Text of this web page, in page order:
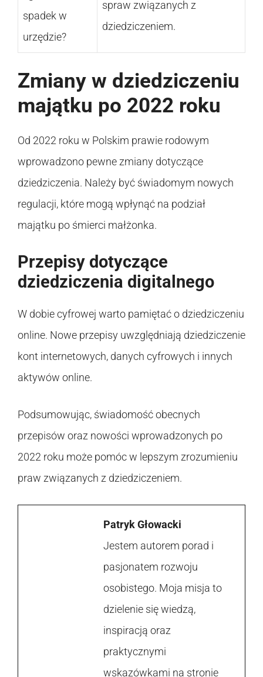
spadek w
urzędzie?
spraw związanych z
dziedziczeniem.
Zmiany w dziedziczeniu
majątku po 2022 roku
Od 2022 roku w Polskim prawie rodowym
wprowadzono pewne zmiany dotyczące
dziedziczenia. Należy być świadomym nowych
regulacji, które mogą wpłynąć na podział
majątku po śmierci małżonka.
Przepisy dotyczące
dziedziczenia digitalnego
W dobie cyfrowej warto pamiętać o dziedziczeniu
online. Nowe przepisy uwzględniają dziedziczenie
kont internetowych, danych cyfrowych i innych
aktywów online.
Podsumowując, świadomość obecnych
przepisów oraz nowości wprowadzonych po
2022 roku może pomóc w lepszym zrozumieniu
praw związanych z dziedziczeniem.
Patryk Głowacki
Jestem autorem porad i
pasjonatem rozwoju
osobistego. Moja misja to
dzielenie się wiedzą,
inspiracją oraz
praktycznymi
wskazówkami na stronie